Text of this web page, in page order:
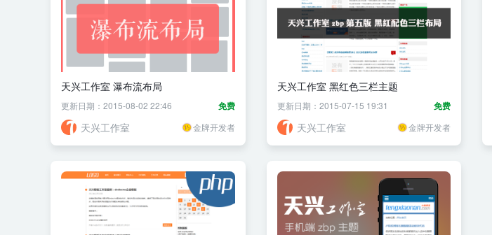
天兴工作室 瀑布流布局
免费
更新日期：2015-08-02 22:46
天兴工作室 金牌开发者
天兴工作室 黑红色三栏主题
免费
更新日期：2015-07-15 19:31
天兴工作室 金牌开发者